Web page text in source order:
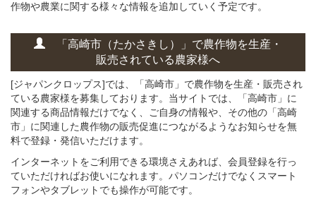
作物や農業に関する様々な情報を追加していく予定です。
「高崎市（たかさきし）」 で農作物を生産・
販売されている農家様へ
[ジャパンクロップス]では、「高崎市」で農作物を生産・販売され
ている農家様を募集しております。当サイトでは、「高崎市」に
関連する商品情報だけでなく、ご自身の情報や、その他の「高崎
市」に関連した農作物の販売促進につながるようなお知らせを無
料で登録・発信いただけます。
インターネットをご利用できる環境さえあれば、会員登録を行っ
ていただければお使いになれます。パソコンだけでなくスマート
フォンやタブレットでも操作が可能です。